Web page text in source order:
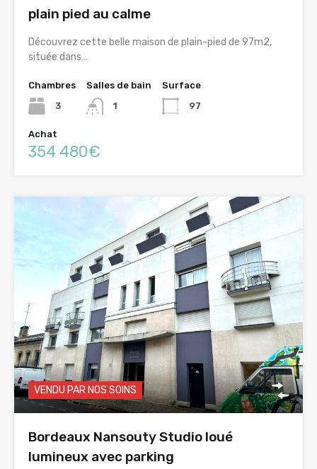
plain pied au calme
Découvrez cette belle maison de plain-pied de 97m2,
située dans…
Chambres
3
Salles de bain
1
Surface
97
Achat
354 480€
VENDU PAR NOS SOINS
Bordeaux Nansouty Studio loué
lumineux avec parking